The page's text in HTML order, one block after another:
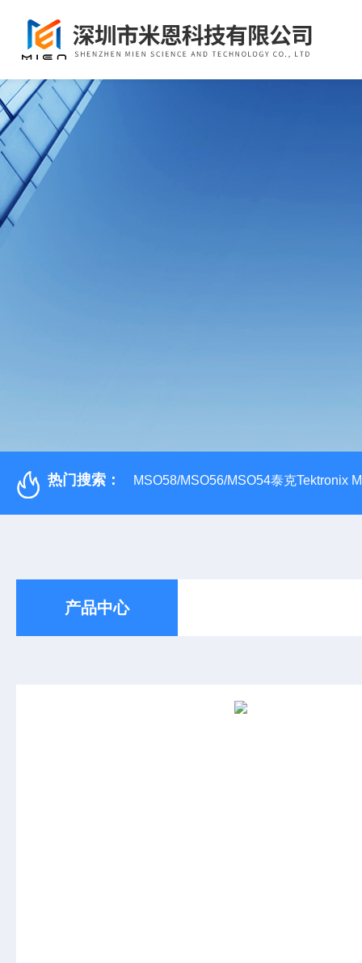
热门搜索： MSO58/MSO56/MSO54泰克Tektronix
产品中心